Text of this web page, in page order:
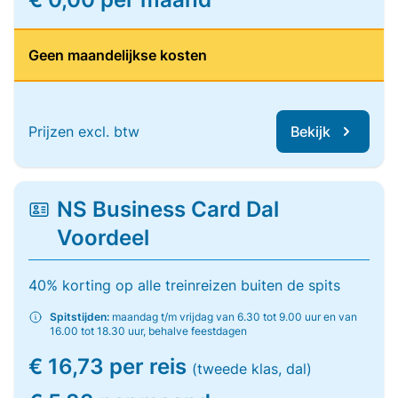
Geen maandelijkse kosten
Prijzen excl. btw Bekijk
NS Business Card Dal
Voordeel
40% korting op alle treinreizen buiten de spits
Spitstijden: maandag t/m vrijdag van 6.30 tot 9.00 uur en van
16.00 tot 18.30 uur, behalve feestdagen
€ 16,73 per reis (tweede klas, dal)